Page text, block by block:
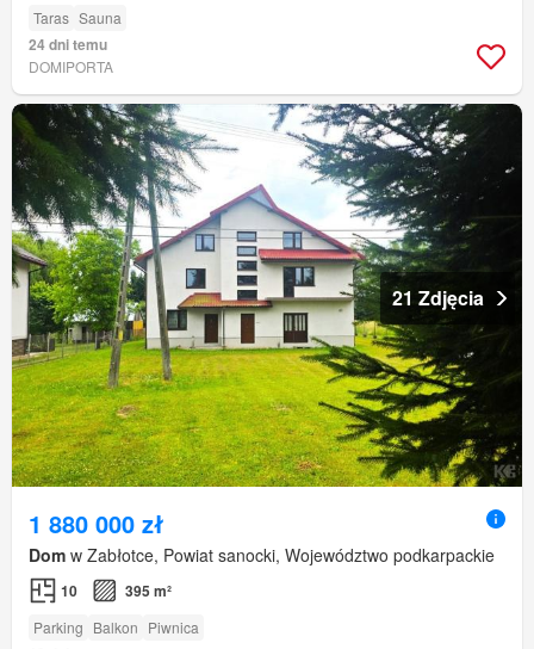
Taras Sauna
24 dni temu
DOMIPORTA
21 Zdjęcia
1 880 000 zł
Dom w Zabłotce, Powiat sanocki, Województwo podkarpackie
10 395 m²
Parking Balkon Piwnica